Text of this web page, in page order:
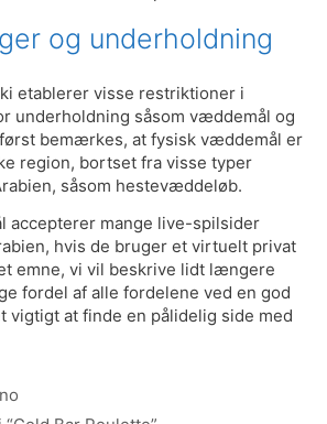
og underholdning
etablerer visse restriktioner i
underholdning såsom væddemål og
bemærkes, at fysisk væddemål er
region, bortset fra visse typer
såsom hestevæddeløb.
accepterer mange live-spilsider
hvis de bruger et virtuelt privat
emne, vi vil beskrive lidt længere
fordel af alle fordelene ved en god
vigtigt at finde en pålidelig side med